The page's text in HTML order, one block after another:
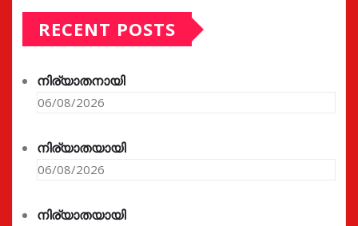
RECENT POSTS
നിര്യാതനായി
06/08/2026
നിര്യാതയായി
06/08/2026
നിര്യാതയായി